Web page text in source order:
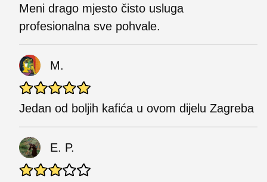
Meni drago mjesto čisto usluga
profesionalna sve pohvale.
M.
Jedan od boljih kafića u ovom dijelu Zagreba
E. P.